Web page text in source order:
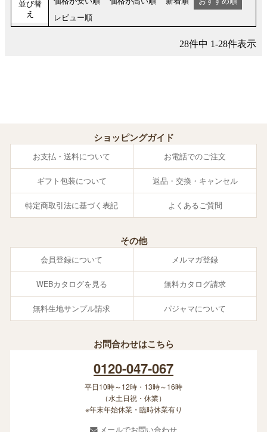
並び替
え
レビュー順
28件中 1-28件表示
ショッピングガイド
お支払・送料について お電話でのご注文
ギフト包装について 返品・交換・キャンセル
特定商取引法に基づく表記 よくあるご質問
その他
会員登録について メルマガ登録
WEBカタログを見る 無料カタログ請求
無料生地サンプル請求 パジャマについて
お問合わせはこちら
0120-047-067
平日10時～12時・13時～16時
（水土日祝・休業）
※年末年始休業・臨時休業有り
メールでお問い合わせ